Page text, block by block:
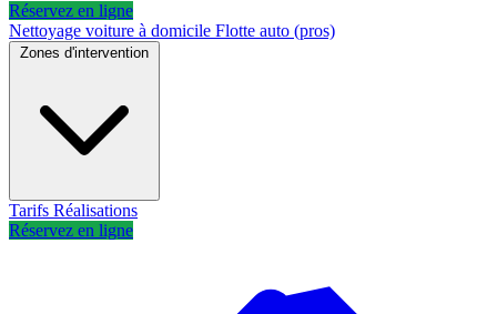
Réservez en ligne
Nettoyage voiture à domicile Flotte auto (pros)
Zones d'intervention
Tarifs Réalisations
Réservez en ligne